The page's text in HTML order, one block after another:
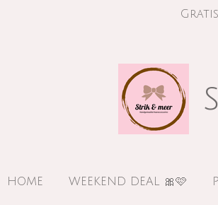
HOME WEEKEND DEAL 🎀🩷